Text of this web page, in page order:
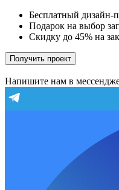
Бесплатный дизайн-
Подарок на выбор
Скидку до 45% на
Получить проект
Напишите нам в